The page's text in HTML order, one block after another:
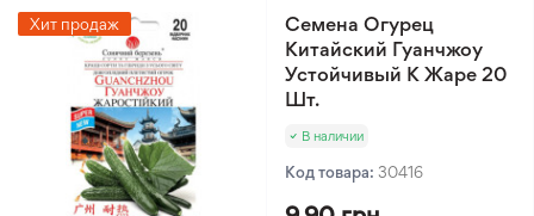
Хит продаж
Семена Огурец
Китайский Гуанчжоу
Устойчивый К Жаре 20
Шт.
В наличии
Код товара: 30416